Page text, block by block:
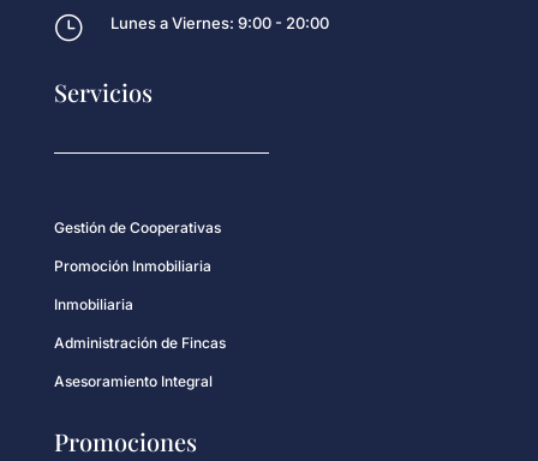
} Lunes a Viernes: 9:00 - 20:00
Servicios
Gestión de Cooperativas
Promoción Inmobiliaria
Inmobiliaria
Administración de Fincas
Asesoramiento Integral
Promociones